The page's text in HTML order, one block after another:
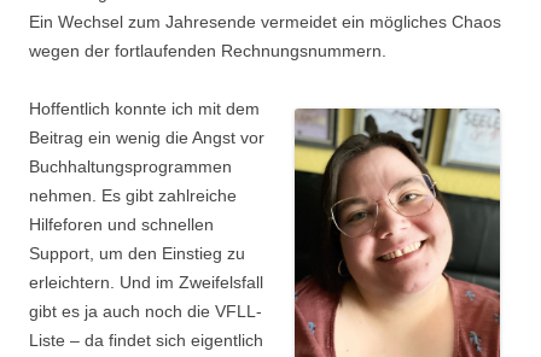
Ein Wechsel zum Jahresende vermeidet ein mögliches Chaos
wegen der fortlaufenden Rechnungsnummern.
Hoffentlich konnte ich mit dem
Beitrag ein wenig die Angst vor
Buchhaltungsprogrammen
nehmen. Es gibt zahlreiche
Hilfeforen und schnellen
Support, um den Einstieg zu
erleichtern. Und im Zweifelsfall
gibt es ja auch noch die VFLL-
Liste – da findet sich eigentlich